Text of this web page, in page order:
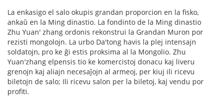
La enkasigo el salo okupis grandan proporcion en la fisko,
ankaŭ en la Ming dinastio. La fondinto de la Ming dinastio
Zhu Yuan' zhang ordonis rekonstrui la Grandan Muron por
rezisti mongolojn. La urbo Da'tong havis la plej intensajn
soldatojn, pro ke ĝi estis proksima al la Mongolio. Zhu
Yuan'zhang elpensis tio ke komercistoj donacu kaj liveru
grenojn kaj aliajn necesaĵojn al armeoj, per kiuj ili ricevu
biletojn de salo; Ili ricevu salon per la biletoj, kaj vendu por
profiti.